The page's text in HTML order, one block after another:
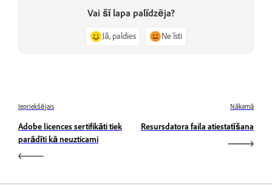
Vai šī lapa palīdzēja?
Jā, paldies Ne īsti
Iepriekšējais
Adobe licences sertifikāti tiek
parādīti kā neuzticami
Nākamā
Resursdatora faila atiestatīšana